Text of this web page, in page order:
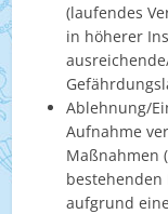
(laufendes
in höherer
Ablehnung/
Aufnahme
Maßnahmen
bestehenden
aufgrund